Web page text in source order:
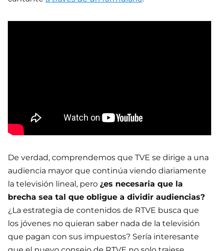
De verdad, comprendemos que TVE se dirige a una
audiencia mayor que continúa viendo diariamente
la televisión lineal, pero ¿es necesaria que la
brecha sea tal que obligue a dividir audiencias?
¿La estrategia de contenidos de RTVE busca que
los jóvenes no quieran saber nada de la televisión
que pagan con sus impuestos? Sería interesante